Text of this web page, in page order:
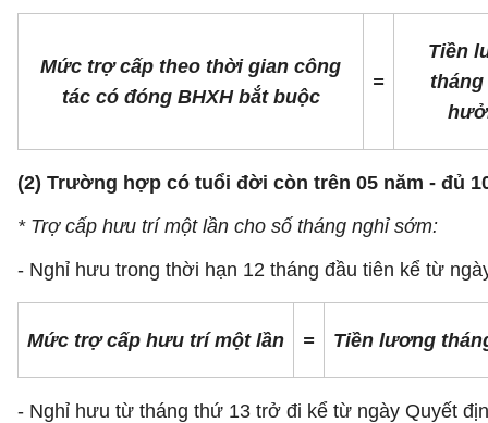
Mức trợ cấp theo thời gian công
tác có đóng BHXH bắt buộc
=
Tiền
tháng
(2) Trường hợp có tuổi đời còn trên 05 năm - đủ
* Trợ cấp hưu trí một lần cho số tháng nghỉ sớm:
- Nghỉ hưu trong thời hạn 12 tháng đầu tiên kể từ
Mức trợ cấp hưu trí một lần = Tiền lương
- Nghỉ hưu từ tháng thứ 13 trở đi kể từ ngày Quyết